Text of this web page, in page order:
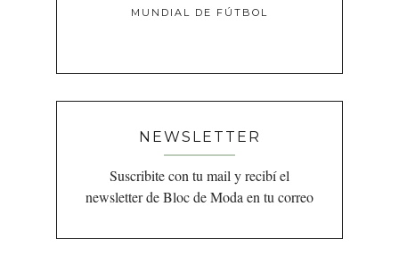
MUNDIAL DE FÚTBOL
NEWSLETTER
Suscribite con tu mail y recibí el
newsletter de Bloc de Moda en tu correo